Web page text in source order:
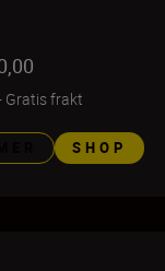
Gratis frakt
SHOP